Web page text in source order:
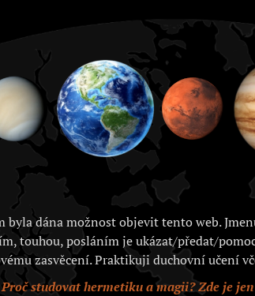
dána možnost objevit tento web.
touhou, posláním je ukázat/předat/
zasvěcení. Praktikuji duchovní učení
Proč studovat hermetiku a magii? Zde je